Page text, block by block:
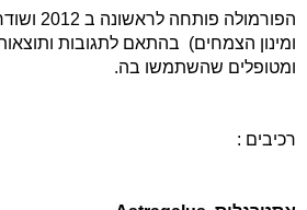
הפורמולה
ומינון הצמחים) בהתאם לתגובות
ומטופלים שהשתמשו בה.
רכיבים :